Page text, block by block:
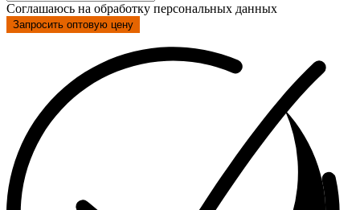
Соглашаюсь на обработку персональных данных
Запросить оптовую цену